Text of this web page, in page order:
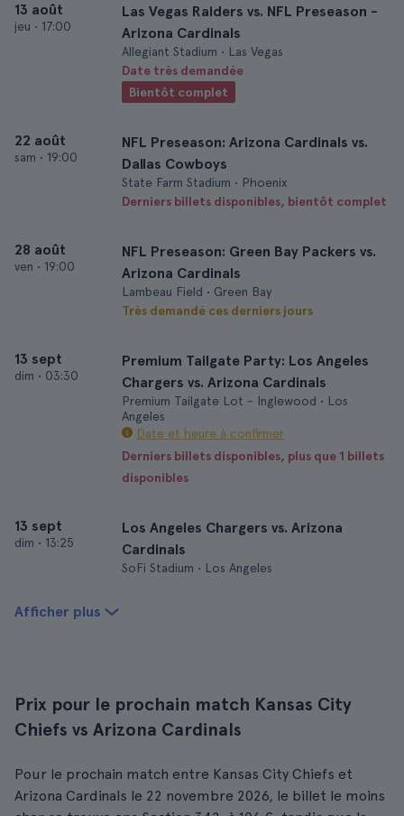
13 août
jeu • 17:00
Las Vegas Raiders vs. NFL Preseason -
Arizona Cardinals
Allegiant Stadium • Las Vegas
Date très demandée
Bientôt complet
22 août
sam • 19:00
NFL Preseason: Arizona Cardinals vs.
Dallas Cowboys
State Farm Stadium • Phoenix
Derniers billets disponibles, bientôt complet
28 août
ven • 19:00
NFL Preseason: Green Bay Packers vs.
Arizona Cardinals
Lambeau Field • Green Bay
Très demandé ces derniers jours
13 sept
dim • 03:30
Premium Tailgate Party: Los Angeles
Chargers vs. Arizona Cardinals
Premium Tailgate Lot - Inglewood • Los
Angeles
Date et heure à confirmer
Derniers billets disponibles, plus que 1 billets
disponibles
13 sept
dim • 13:25
Los Angeles Chargers vs. Arizona
Cardinals
SoFi Stadium • Los Angeles
Afficher plus
Prix pour le prochain match Kansas City
Chiefs vs Arizona Cardinals
Pour le prochain match entre Kansas City Chiefs et
Arizona Cardinals le 22 novembre 2026, le billet le moins